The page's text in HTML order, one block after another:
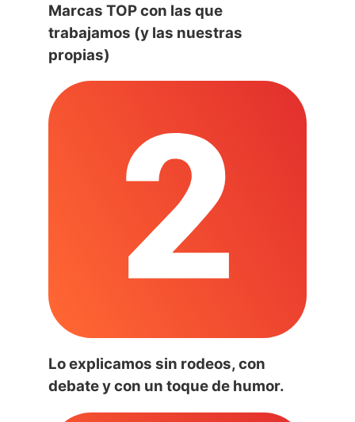
Marcas TOP con las que
trabajamos (y las nuestras
propias)
Lo explicamos sin rodeos, con
debate y con un toque de humor.